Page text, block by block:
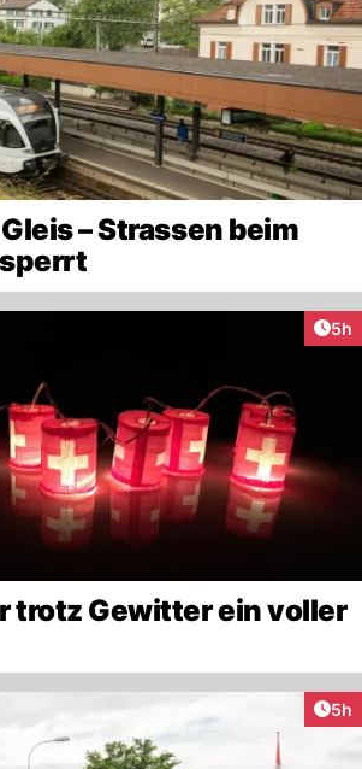
– Strassen beim
5h
trotz Gewitter ein voller
5h